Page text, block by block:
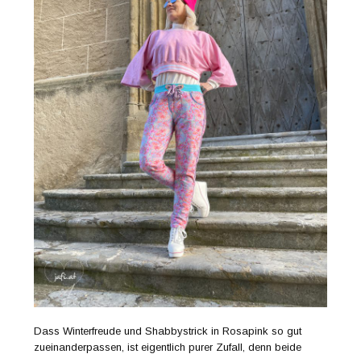
Dass Winterfreude und Shabbystrick in Rosapink so gut
zueinanderpassen, ist eigentlich purer Zufall, denn beide